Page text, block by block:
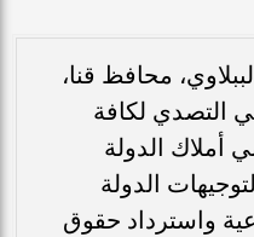
محافظ قنا،
التصدي لكافة
أملاك الدولة
الدولة
واسترداد حقوق